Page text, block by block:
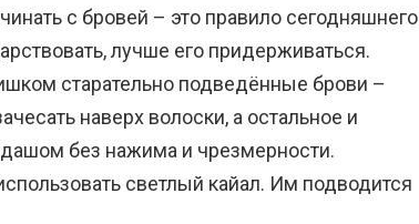
с бровей – это правило сегодняшнего
лучше его придерживаться.
старательно подведённые брови –
наверх волоски, а остальное и
без нажима и чрезмерности.
светлый кайал. Им подводится